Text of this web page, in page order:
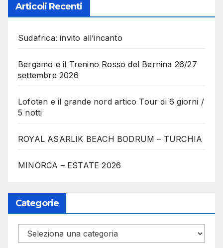
Articoli Recenti
Sudafrica: invito all’incanto
Bergamo e il Trenino Rosso del Bernina 26/27
settembre 2026
Lofoten e il grande nord artico Tour di 6 giorni /
5 notti
ROYAL ASARLIK BEACH BODRUM – TURCHIA
MINORCA – ESTATE 2026
Categorie
Categorie